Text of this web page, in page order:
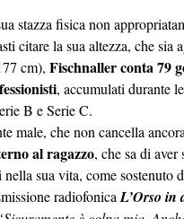
stazza fisica non
citare la sua altezza, che sia
cm),Fischnaller conta 79
, accumulati durante le
B e Serie C.
male, che non cancella ancora
al ragazzo
, che sa di aver
nella sua vita, come sostenuto
radiofonica L’Orso in
è colpa mia. Anche